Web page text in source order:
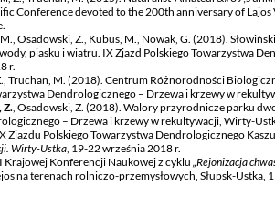
Conference devoted to the 200th anniversary of
Osadowski, Z., Kubus, M., Nowak, G. (2018).
piasku i wiatru. IX Zjazd Polskiego Towarzystwa
r.
., Truchan, M. (2018). Centrum Różnorodności
Dendrologicznego – Drzewa i krzewy w
Z., Osadowski, Z. (2018). Walory przyrodnicze parku
– Drzewa i krzewy w rekultywacji, Wirty-
Zjazdu Polskiego Towarzystwa Dendrologicznego
Wirty-Ustka, 19-22 września 2018 r.
Krajowej Konferencji Naukowej z cyklu „Rejonizacja
na terenach rolniczo-przemysłowych, Słupsk-Ustka,